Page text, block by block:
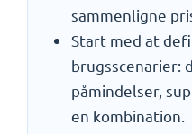
sammenligne
Start med at
brugsscenarier:
påmindelser,
en kombination.